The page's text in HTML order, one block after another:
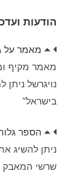
הודעות
מאמר על
מאמר מקיף
נויגרשל
בישראל”
הספר
ניתן להשיג
שרשי המאבק